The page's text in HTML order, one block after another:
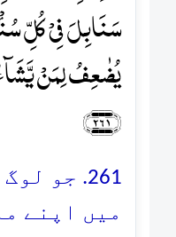
سَنَابِلَ فِیۡ کُلِّ
یُضٰعِفُ لِمَنۡ
﴿۲۶۱﴾
261. جو
میں اپنے